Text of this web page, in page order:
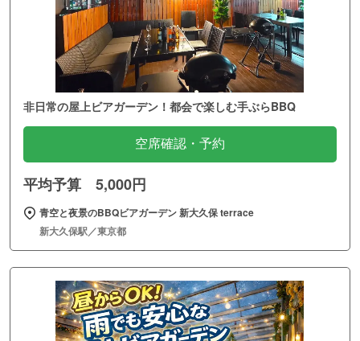
非日常の屋上ビアガーデン！都会で楽しむ手ぶらBBQ
空席確認・予約
平均予算 5,000円
青空と夜景のBBQビアガーデン 新大久保 terrace
新大久保駅／東京都